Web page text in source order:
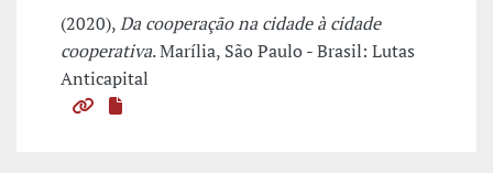
(2020),Da cooperação na cidade à cidade
cooperativa. Marília, São Paulo - Brasil: Lutas
Anticapital